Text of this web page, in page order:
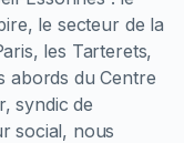
le secteur de la
les Tarterets,
abords du Centre
syndic de
social, nous